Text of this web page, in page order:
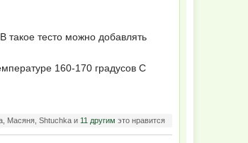
тесто можно добавлять
160-170 градусов С
Масяня, Shtuchka и 11 другим это нравится